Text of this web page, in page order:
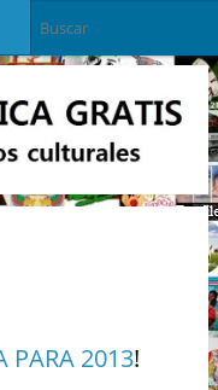
PARA 2013!